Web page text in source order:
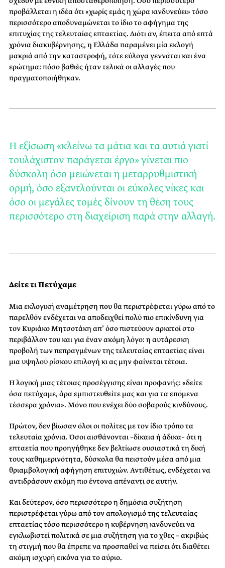
προβάλλεται η ιδέα ότι «χωρίς εμάς η χώρα κινδυνεύει» τόσο
περισσότερο αποδυναμώνεται το ίδιο το αφήγημα της
επιτυχίας της τελευταίας επταετίας. Διότι αν, έπειτα από επτά
χρόνια διακυβέρνησης, η Ελλάδα παραμένει μία εκλογή
μακριά από την καταστροφή, τότε εύλογα γεννάται και ένα
ερώτημα: πόσο βαθιές ήταν τελικά οι αλλαγές που
πραγματοποιήθηκαν.
Η εξίσωση «κλείνω τα μάτια και τα αυτιά γιατί
τουλάχιστον παράγεται έργο» γίνεται πιο
δύσκολη όσο μειώνεται η μεταρρυθμιστική
ορμή, όσο εξαντλούνται οι εύκολες νίκες και
όσο οι μεγάλες τομές δίνουν τη θέση τους
περισσότερο στη διαχείριση παρά στην αλλαγή.
Δείτε τι Πετύχαμε
Mια εκλογική αναμέτρηση που θα περιστρέφεται γύρω από το
παρελθόν ενδέχεται να αποδειχθεί πολύ πιο επικίνδυνη για
τον Κυριάκο Μητσοτάκη απ’ όσο πιστεύουν αρκετοί στο
περιβάλλον του και για έναν ακόμη λόγο: η αυτάρεσκη
προβολή των πεπραγμένων της τελευταίας επταετίας είναι
μια υψηλού ρίσκου επιλογή κι ας μην φαίνεται τέτοια.
Η λογική μιας τέτοιας προσέγγισης είναι προφανής: «δείτε
όσα πετύχαμε, άρα εμπιστευθείτε μας και για τα επόμενα
τέσσερα χρόνια». Μόνο που ενέχει δύο σοβαρούς κινδύνους.
Πρώτον, δεν βίωσαν όλοι οι πολίτες με τον ίδιο τρόπο τα
τελευταία χρόνια. Όσοι αισθάνονται –δίκαια ή άδικα– ότι η
επταετία που προηγήθηκε δεν βελτίωσε ουσιαστικά τη δική
τους καθημερινότητα, δύσκολα θα πειστούν μέσα από μια
θριαμβολογική αφήγηση επιτυχιών. Αντιθέτως, ενδέχεται να
αντιδράσουν ακόμη πιο έντονα απέναντι σε αυτήν.
Και δεύτερον, όσο περισσότερο η δημόσια συζήτηση
περιστρέφεται γύρω από τον απολογισμό της τελευταίας
επταετίας τόσο περισσότερο η κυβέρνηση κινδυνεύει να
εγκλωβιστεί πολιτικά σε μια συζήτηση για το χθες – ακριβώς
τη στιγμή που θα έπρεπε να προσπαθεί να πείσει ότι διαθέτει
ακόμη ισχυρή εικόνα για το αύριο.